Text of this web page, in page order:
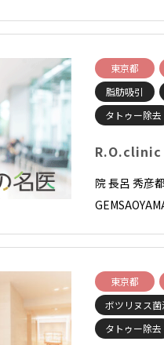
東京都
脂肪吸引
タトゥー除去
R.O.clinic
院 長呂 秀彦
東京都
ボツリヌス
タトゥー除去